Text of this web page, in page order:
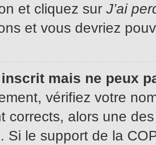
et cliquez sur J’ai
et vous devriez
mais ne peux
vérifiez votre
corrects, alors une
Si le support de la